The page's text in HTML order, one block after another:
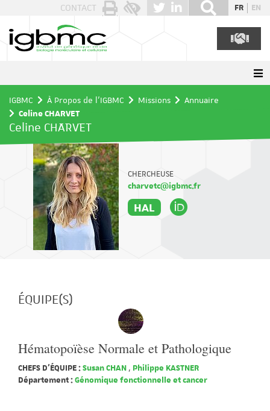
CONTACT FR EN
IGBMC À Propos de l'IGBMC Missions
Annuaire
Celine CHARVET
Celine CHARVET
CHERCHEUSE
charvetc@igbmc.fr
HAL
ÉQUIPE(S)
Hématopoïèse Normale et Pathologique
CHEFS D'ÉQUIPE :Susan CHAN , Philippe KASTNER
Département :Génomique fonctionnelle et cancer
Panneau de gestion des cookies